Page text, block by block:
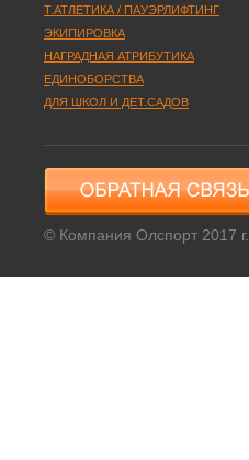
Т.АТЛЕТИКА / ПАУЭРЛИФТИНГ
ЭКИПИРОВКА
НАГРАДНАЯ АТРИБУТИКА
ЕДИНОБОРСТВА
ДЛЯ ШКОЛ И ДЕТ.САДОВ
© Компания Олспорт 2017 г.